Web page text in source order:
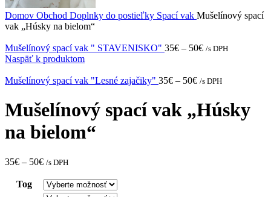
Domov Obchod Doplnky do postieľky Spací vak Mušelínový spací
vak „Húsky na bielom“
Mušelínový spací vak " STAVENISKO" 35€ – 50€ /s DPH
Naspäť k produktom
Mušelínový spací vak "Lesné zajačiky" 35€ – 50€ /s DPH
Mušelínový spací vak „Húsky
na bielom“
35€ – 50€ /s DPH
Tog